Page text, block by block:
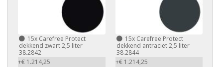
15x Carefree Protect
dekkend zwart 2,5 liter
38.2842
+€ 1.214,25
15xCarefree Protect
dekkend antraciet 2,5 liter
38.2844
+€ 1.214,25